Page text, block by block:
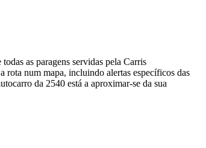
as paragens servidas pela Carris
rota num mapa, incluindo alertas específicos das
da 2540 está a aproximar-se da sua